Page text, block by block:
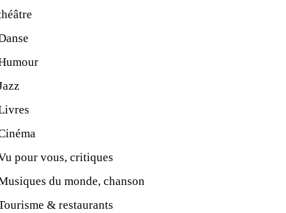
pour vous, critiques
du monde, chanson
& restaurants